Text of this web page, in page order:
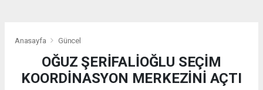
Anasayfa Güncel
OĞUZ ŞERİFALİOĞLU SEÇİM
KOORDİNASYON MERKEZİNİ AÇTI